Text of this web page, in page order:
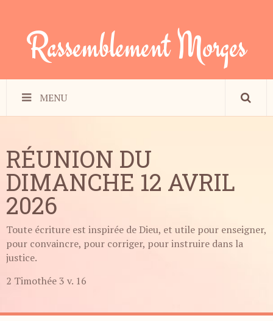
Rassemblement Morges
MENU
RÉUNION DU
DIMANCHE 12 AVRIL
2026
Toute écriture est inspirée de Dieu, et utile pour enseigner,
pour convaincre, pour corriger, pour instruire dans la
justice.
2 Timothée 3 v. 16